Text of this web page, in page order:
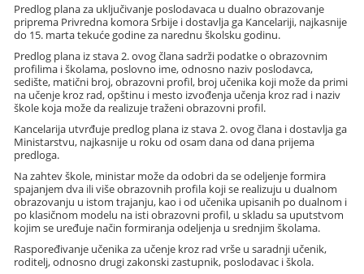
Predlog plana za uključivanje poslodavaca u dualno obrazovanje
priprema Privredna komora Srbije i dostavlja ga Kancelariji, najkasnije
do 15. marta tekuće godine za narednu školsku godinu.
Predlog plana iz stava 2. ovog člana sadrži podatke o obrazovnim
profilima i školama, poslovno ime, odnosno naziv poslodavca,
sedište, matični broj, obrazovni profil, broj učenika koji može da primi
na učenje kroz rad, opštinu i mesto izvođenja učenja kroz rad i naziv
škole koja može da realizuje traženi obrazovni profil.
Kancelarija utvrđuje predlog plana iz stava 2. ovog člana i dostavlja ga
Ministarstvu, najkasnije u roku od osam dana od dana prijema
predloga.
Na zahtev škole, ministar može da odobri da se odeljenje formira
spajanjem dva ili više obrazovnih profila koji se realizuju u dualnom
obrazovanju u istom trajanju, kao i od učenika upisanih po dualnom i
po klasičnom modelu na isti obrazovni profil, u skladu sa uputstvom
kojim se uređuje način formiranja odeljenja u srednjim školama.
Raspoređivanje učenika za učenje kroz rad vrše u saradnji učenik,
roditelj, odnosno drugi zakonski zastupnik, poslodavac i škola.